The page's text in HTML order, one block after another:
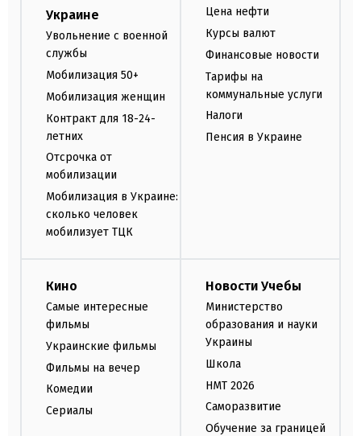
Украине
Увольнение с военной
службы
Мобилизация 50+
Мобилизация женщин
Контракт для 18-24-
летних
Отсрочка от
мобилизации
Мобилизация в Украине:
сколько человек
мобилизует ТЦК
Цена нефти
Курсы валют
Финансовые новости
Тарифы на
коммунальные услуги
Налоги
Пенсия в Украине
Кино
Самые интересные
фильмы
Украинские фильмы
Фильмы на вечер
Комедии
Сериалы
Новости Учебы
Министерство
образования и науки
Украины
Школа
НМТ 2026
Саморазвитие
Обучение за границей